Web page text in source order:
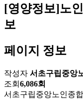
[영양정보]노
보
페이지 정보
작성자 서초구립중앙
조회 6,086회
서초구립중앙노인종